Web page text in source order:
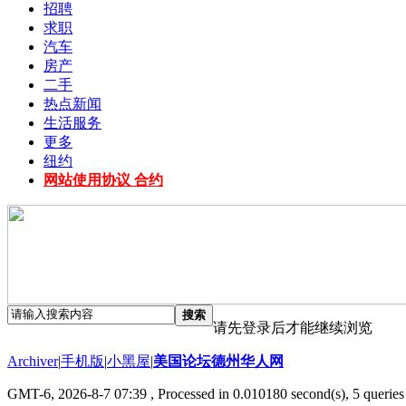
招聘
求职
汽车
房产
二手
热点新闻
生活服务
更多
纽约
网站使用协议 合约
搜索
请先登录后才能继续浏览
Archiver|手机版|小黑屋|美国论坛德州华人网
GMT-6, 2026-8-7 07:39 , Processed in 0.010180 second(s), 5